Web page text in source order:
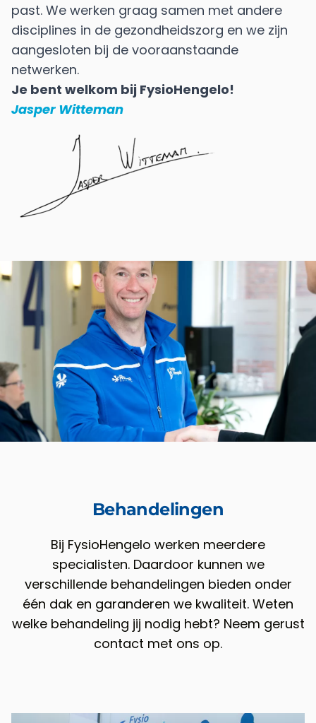
past. We werken graag samen met andere
disciplines in de gezondheidszorg en we zijn
aangesloten bij de vooraanstaande
netwerken.
Je bent welkom bij FysioHengelo!
Jasper Witteman
Behandelingen
Bij FysioHengelo werken meerdere
specialisten. Daardoor kunnen we
verschillende behandelingen bieden onder
één dak en garanderen we kwaliteit. Weten
welke behandeling jij nodig hebt? Neem gerust
contact met ons op.